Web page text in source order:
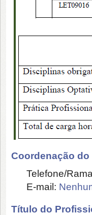
Coordenação do
Telefone/
E-mail:
Título do